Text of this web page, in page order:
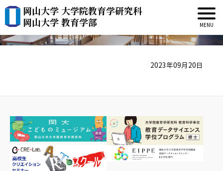
岡山大学 大学院教育学研究科
岡山大学 教育学部
ESD and Kominkan(CLC)
2023年09月20日